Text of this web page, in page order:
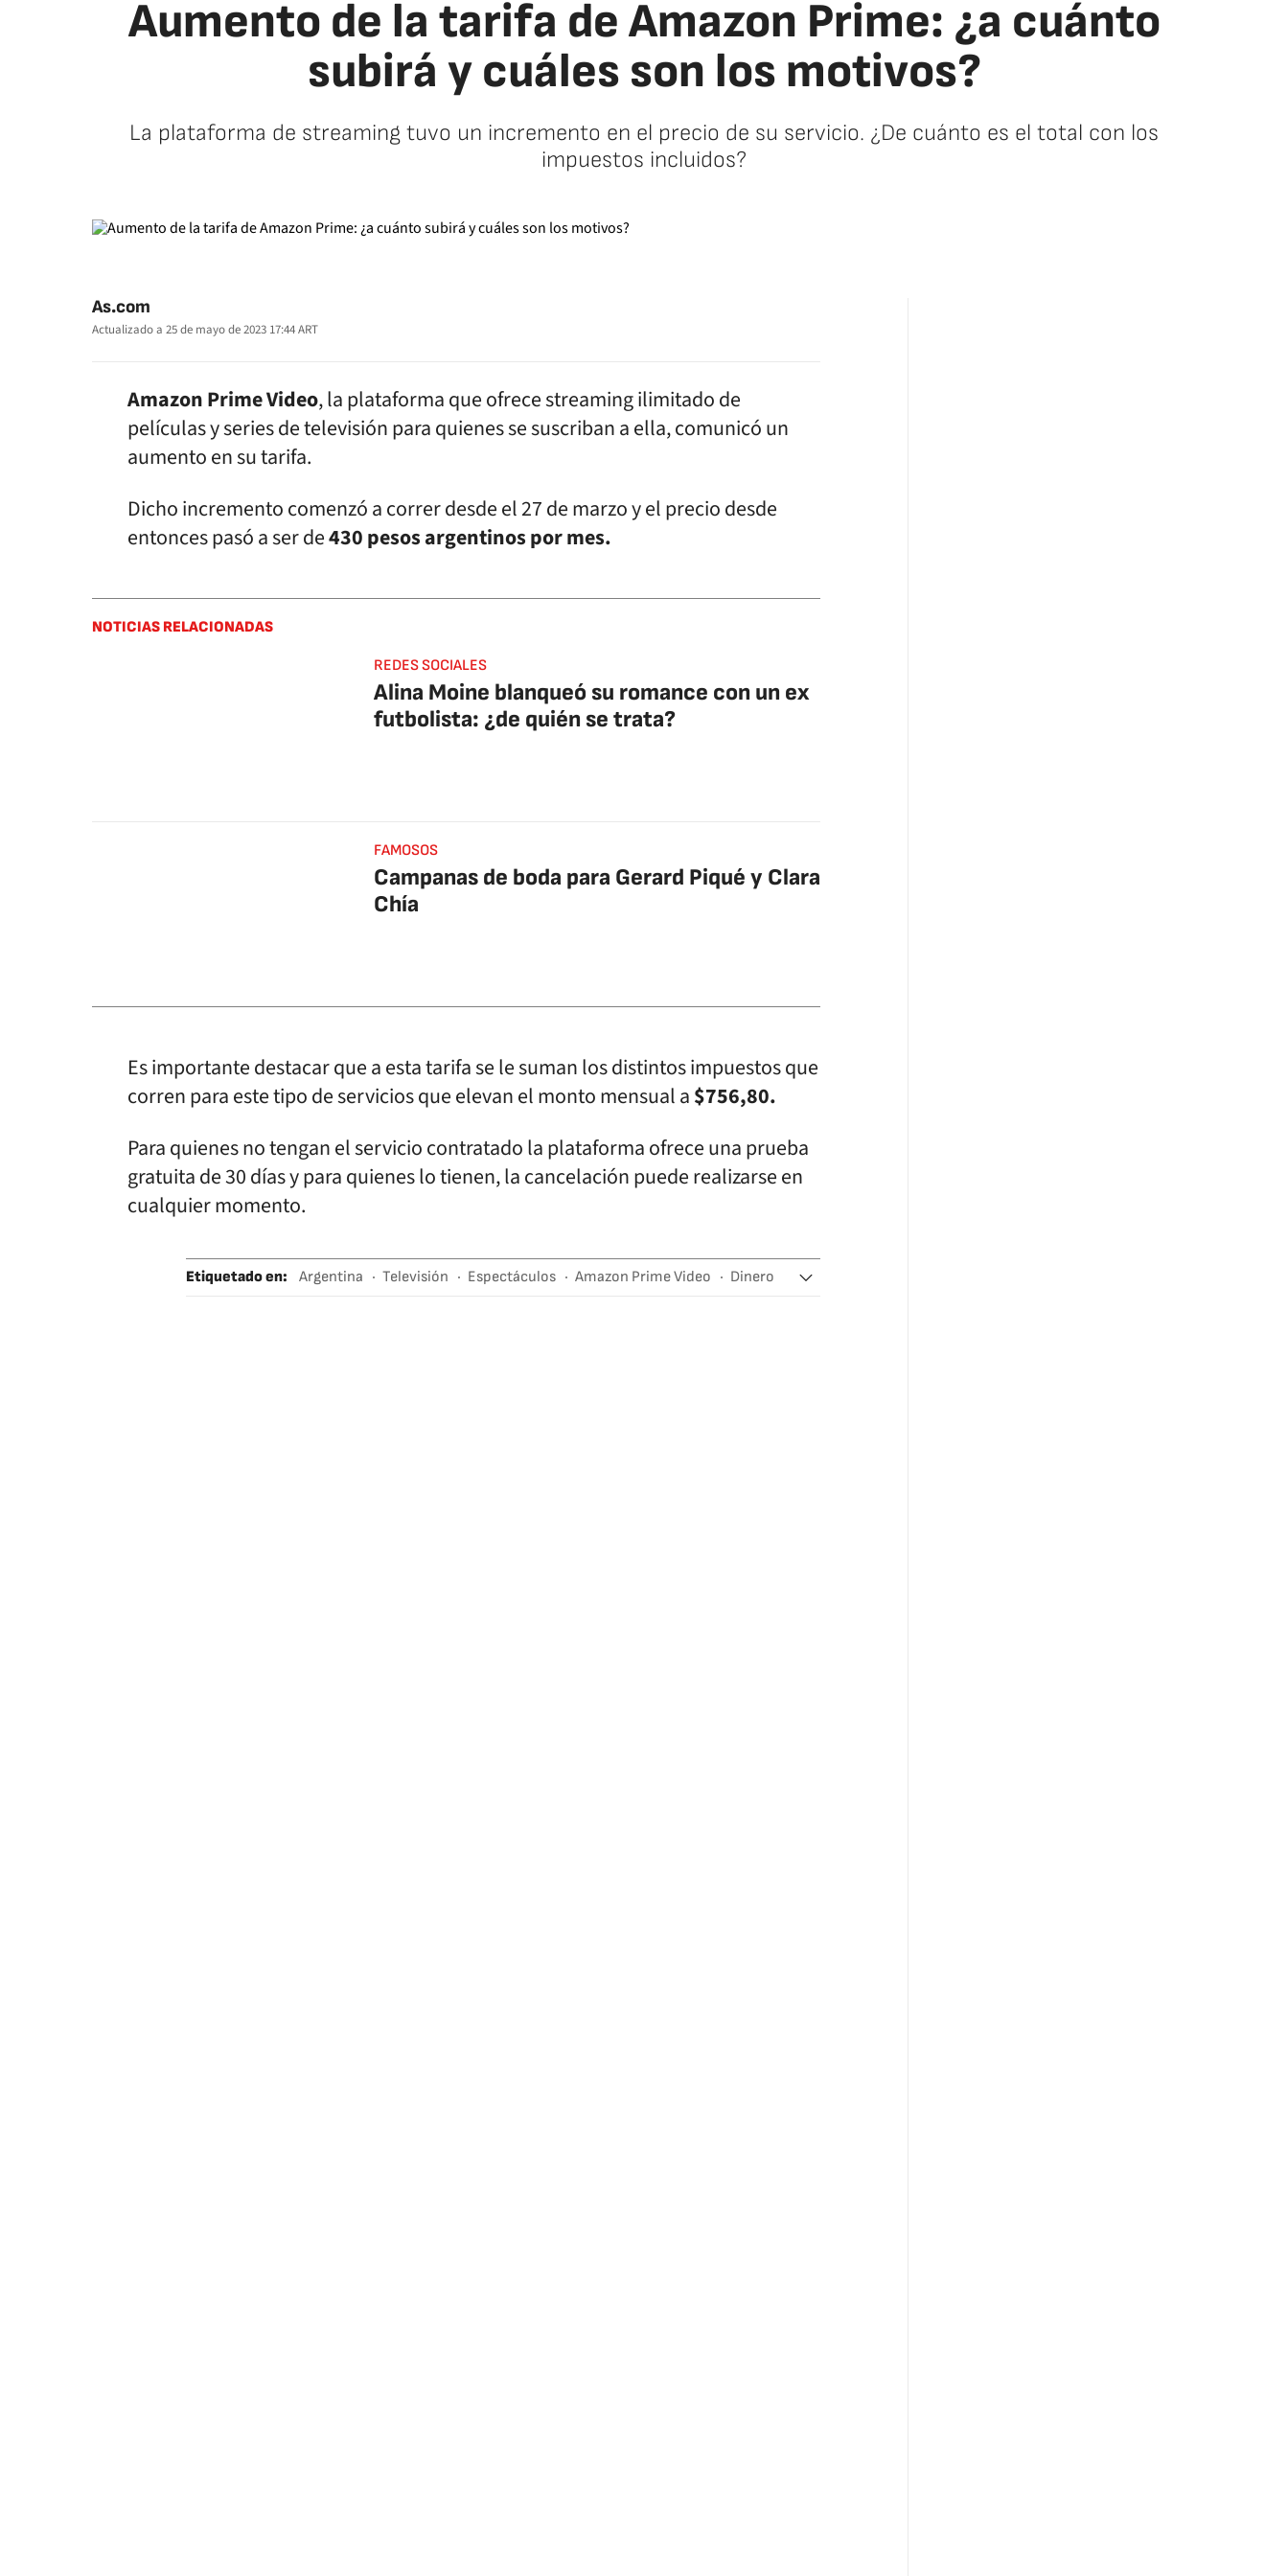
Aumento de la tarifa de Amazon Prime: ¿a cuánto
subirá y cuáles son los motivos?
La plataforma de streaming tuvo un incremento en el precio de su servicio. ¿De cuánto es el total con los
impuestos incluidos?
As.com
Actualizado a 25 de mayo de 2023 17:44ART
Amazon Prime Video, la plataforma que ofrece streaming ilimitado de
películas y series de televisión para quienes se suscriban a ella, comunicó un
aumento en su tarifa.
Dicho incremento comenzó a correr desde el 27 de marzo y el precio desde
entonces pasó a ser de430 pesos argentinos por mes.
NOTICIAS RELACIONADAS
REDES SOCIALES
Alina Moine blanqueó su romance con un ex
futbolista: ¿de quién se trata?
FAMOSOS
Campanas de boda para Gerard Piqué y Clara
Chía
Es importante destacar que a esta tarifa se le suman los distintos impuestos que
corren para este tipo de servicios que elevan el monto mensual a$756,80.
Para quienes no tengan el servicio contratado la plataforma ofrece una prueba
gratuita de 30 días y para quienes lo tienen, la cancelación puede realizarse en
cualquier momento.
Etiquetado en: Argentina Televisión Espectáculos Amazon Prime Video Dinero